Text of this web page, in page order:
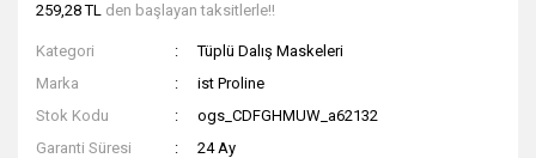
259,28 TL den başlayan taksitlerle!!
Kategori
Tüplü Dalış Maskeleri
Marka
ist Proline
Stok Kodu
ogs_CDFGHMUW_a62132
Garanti Süresi
24 Ay